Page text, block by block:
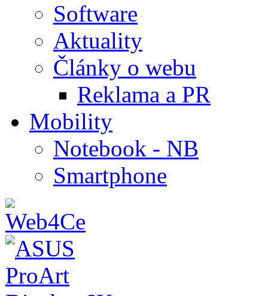
Software
Aktuality
Články o webu
Reklama a PR
Mobility
Notebook - NB
Smartphone